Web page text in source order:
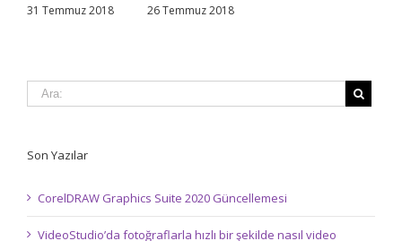
31 Temmuz 2018 26 Temmuz 2018
Son Yazılar
CorelDRAW Graphics Suite 2020 Güncellemesi
VideoStudio’da fotoğraflarla hızlı bir şekilde nasıl video